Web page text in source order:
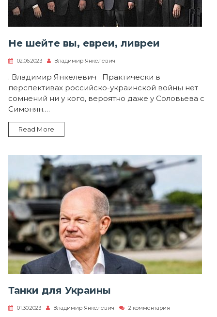
Не шейте вы, евреи, ливреи
02.06.2023 Владимир Янкелевич
. Владимир Янкелевич Практически в
перспективах российско-украинской войны нет
сомнений ни у кого, вероятно даже у Соловьева с
Симонян.…
Read More
Танки для Украины
01.30.2023 Владимир Янкелевич 2 комментария